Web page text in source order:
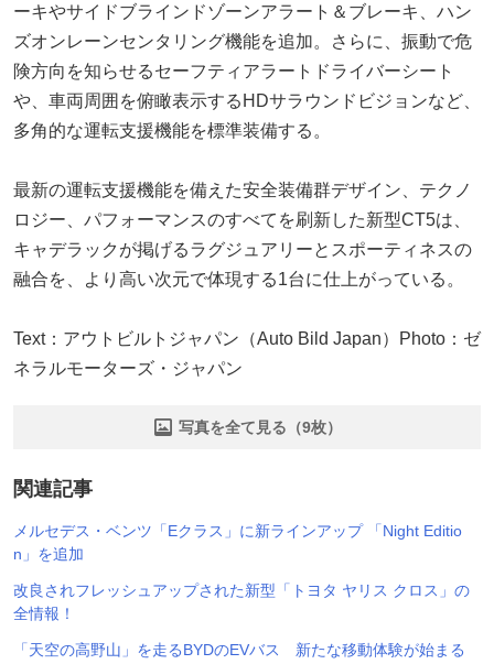
ーキやサイドブラインドゾーンアラート＆ブレーキ、ハン
ズオンレーンセンタリング機能を追加。さらに、振動で危
険方向を知らせるセーフティアラートドライバーシート
や、車両周囲を俯瞰表示するHDサラウンドビジョンなど、
多角的な運転支援機能を標準装備する。
最新の運転支援機能を備えた安全装備群デザイン、テクノ
ロジー、パフォーマンスのすべてを刷新した新型CT5は、
キャデラックが掲げるラグジュアリーとスポーティネスの
融合を、より高い次元で体現する1台に仕上がっている。
Text：アウトビルトジャパン（Auto Bild Japan）Photo：ゼ
ネラルモーターズ・ジャパン
写真を全て見る（9枚）
関連記事
メルセデス・ベンツ「Eクラス」に新ラインアップ 「Night Editio
n」を追加
改良されフレッシュアップされた新型「トヨタ ヤリス クロス」の
全情報！
「天空の高野山」を走るBYDのEVバス 新たな移動体験が始まる